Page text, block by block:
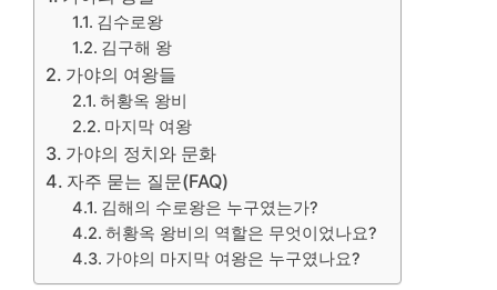
김수로왕
김구해 왕
가야의 여왕들
허황옥 왕비
마지막 여왕
가야의 정치와 문화
자주 묻는 질문(FAQ)
김해의 수로왕은 누구였는가?
허황옥 왕비의 역할은 무엇이었나요?
가야의 마지막 여왕은 누구였나요?